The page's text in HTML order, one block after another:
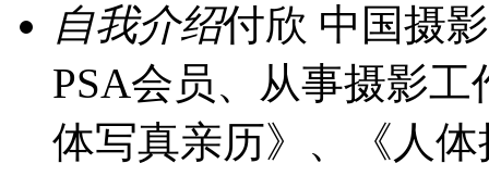
自我介绍付欣 中国摄
PSA会员、从事摄影
体写真亲历》、《人